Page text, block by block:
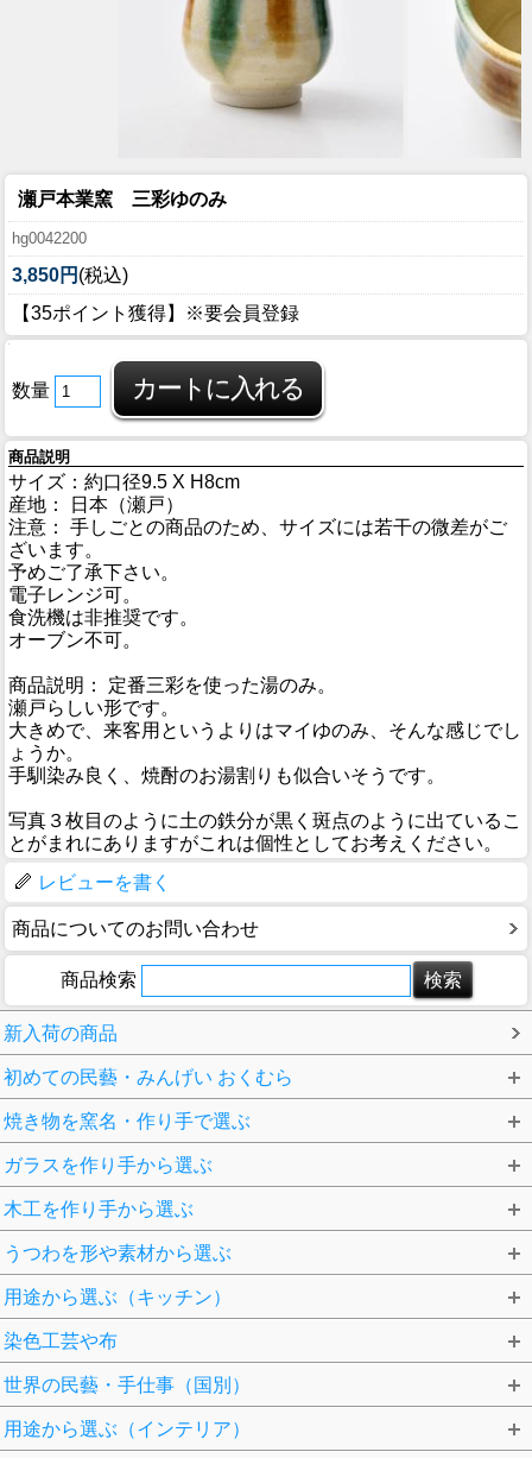
瀬戸本業窯 三彩ゆのみ
hg0042200
3,850円 (税込)
【35ポイント獲得】※要会員登録
数量
商品説明
サイズ：約口径9.5 X H8cm
産地： 日本（瀬戸）
注意： 手しごとの商品のため、サイズには若干の微差がご
ざいます。
予めご了承下さい。
電子レンジ可。
食洗機は非推奨です。
オーブン不可。
商品説明： 定番三彩を使った湯のみ。
瀬戸らしい形です。
大きめで、来客用というよりはマイゆのみ、そんな感じでし
ょうか。
手馴染み良く、焼酎のお湯割りも似合いそうです。
写真３枚目のように土の鉄分が黒く斑点のように出ているこ
とがまれにありますがこれは個性としてお考えください。
レビューを書く
商品についてのお問い合わせ
商品検索
新入荷の商品
初めての民藝・みんげい おくむら
焼き物を窯名・作り手で選ぶ
ガラスを作り手から選ぶ
木工を作り手から選ぶ
うつわを形や素材から選ぶ
用途から選ぶ（キッチン）
染色工芸や布
世界の民藝・手仕事（国別）
用途から選ぶ（インテリア）